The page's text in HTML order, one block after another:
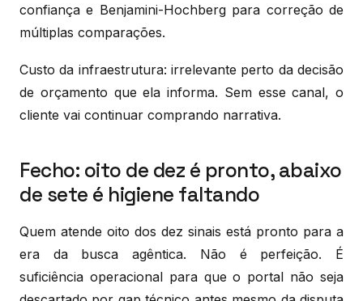
confiança e Benjamini-Hochberg para correção de
múltiplas comparações.
Custo da infraestrutura: irrelevante perto da decisão
de orçamento que ela informa. Sem esse canal, o
cliente vai continuar comprando narrativa.
Fecho: oito de dez é pronto, abaixo
de sete é higiene faltando
Quem atende oito dos dez sinais está pronto para a
era da busca agêntica. Não é perfeição. É
suficiência operacional para que o portal não seja